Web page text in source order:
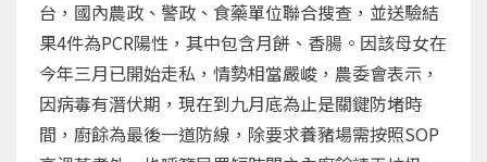
台，國內農政、警政、食藥單位聯合搜查，並送驗結
果4件為PCR陽性，其中包含月餅、香腸。因該母女在
今年三月已開始走私，情勢相當嚴峻，農委會表示，
因病毒有潛伏期，現在到九月底為止是關鍵防堵時
間，廚餘為最後一道防線，除要求養豬場需按照SOP